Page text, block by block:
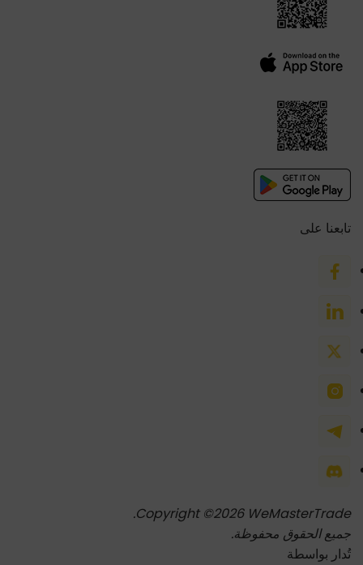
تابعنا على
Copyright ©2026 WeMasterTrade.
جميع الحقوق محفوظة.
تُدار بواسطة